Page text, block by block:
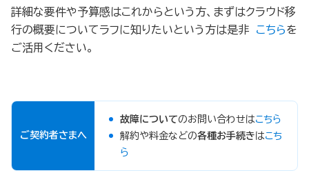
詳細な要件や予算感はこれからという方、まずはクラウド移
行の概要についてラフに知りたいという方は是非
こちらを
ご活用ください。
ご契約者さまへ
故障についてのお問い合わせはこちら
解約や料金などの各種お手続きはこち
ら